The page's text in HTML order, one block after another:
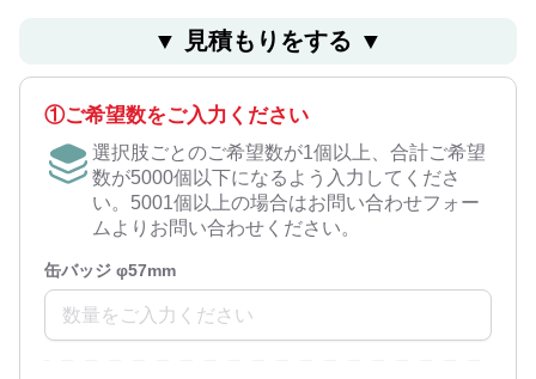
問い合わせください。】
#推し活
▼ ⾒積もりをする ▼
①ご希望数をご入力ください
選択肢ごとのご希望数が1個以上、合計ご希望
数が5000個以下になるよう入力してくださ
い。5001個以上の場合はお問い合わせフォー
ムよりお問い合わせください。
缶バッジ φ57mm